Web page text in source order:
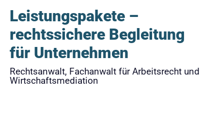
Leistungspakete –
rechtssichere Begleitung
für Unternehmen
Rechtsanwalt, Fachanwalt für Arbeitsrecht und
Wirtschaftsmediation